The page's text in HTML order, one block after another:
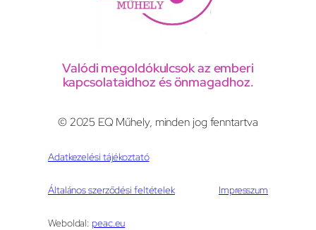
Valódi megoldókulcsok az emberi
kapcsolataidhoz és önmagadhoz.
© 2025 EQ Műhely, minden jog fenntartva
Adatkezelési tájékoztató
Általános szerződési feltételek Impresszum
Weboldal: peac.eu